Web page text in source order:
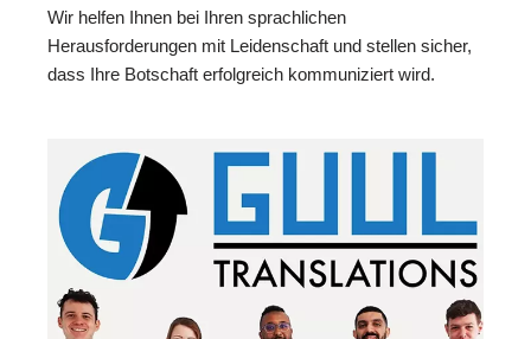
Wir helfen Ihnen bei Ihren sprachlichen
Herausforderungen mit Leidenschaft und stellen sicher,
dass Ihre Botschaft erfolgreich kommuniziert wird.